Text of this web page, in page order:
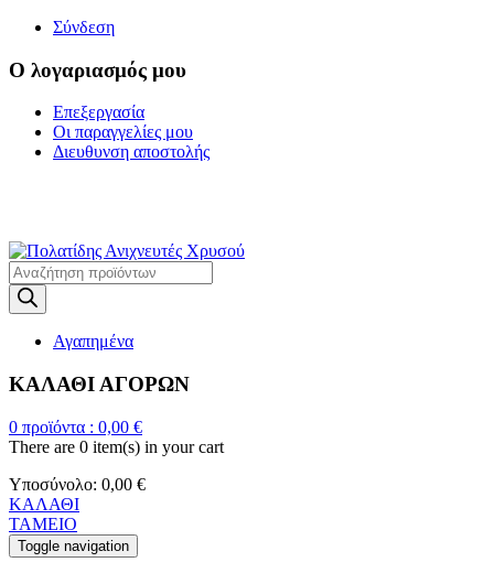
Σύνδεση
Ο λογαριασμός μου
Επεξεργασία
Οι παραγγελίες μου
Διευθυνση αποστολής
Products
search
Αγαπημένα
ΚΑΛΑΘΙ ΑΓΟΡΩΝ
0 προϊόντα : 0,00 €
There are 0 item(s) in your cart
Υποσύνολο: 0,00 €
ΚΑΛΑΘΙ
ΤΑΜΕΙΟ
Toggle navigation